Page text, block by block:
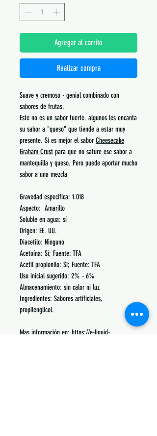
Agregar al carrito
Realizar compra
Suave y cremoso - genial combinado con
sabores de frutas.
Este no es un sabor fuerte. algunos les encanta
su sabor a "queso" que tiende a estar muy
presente. Si es mejor el sabor Cheesecake
Graham Crust para que no sature ese sabor a
mantequilla y queso. Pero puede aportar mucho
sabor a una mezcla
Gravedad específica: 1.018
Aspecto: Amarillo
Soluble en agua: sí
Origen: EE. UU.
Diacetilo: Ninguno
Acetoína: Si; Fuente: TFA
Acetil propionilo: Si; Fuente: TFA
Uso inicial sugerido: 2% - 6%
Almacenamiento: sin calor ni luz
Ingredientes: Sabores artificiales,
propilenglicol.
Mas información en: https://e-liquid-